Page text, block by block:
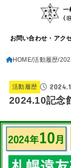
お問い合わせ・アク
HOME 活動履歴
活動履歴
2024.10記念